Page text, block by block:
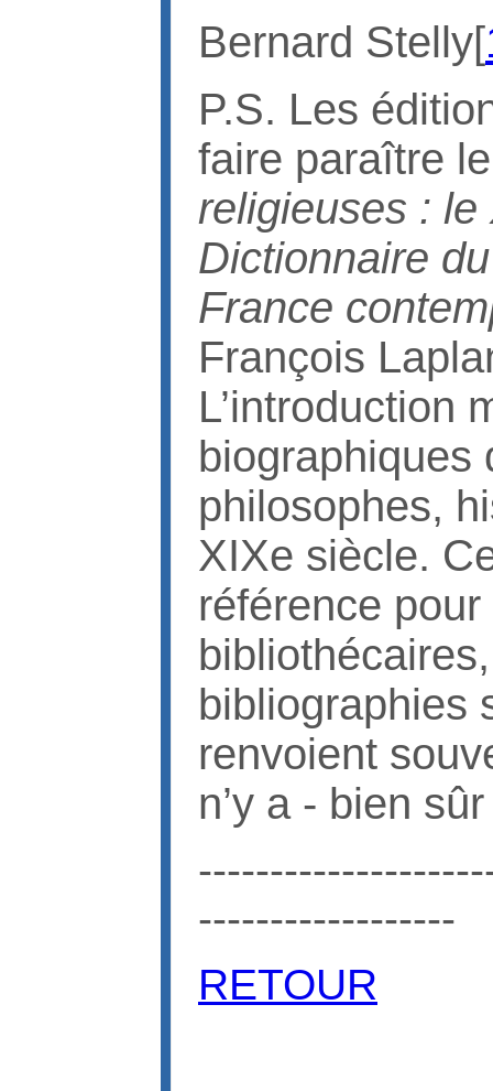
Bernard Stelly[
P.S. Les
faire paraître
religieuses :
Dictionnaire
France
François
L’introduction
biographiques
philosophes,
XIXe siècle.
référence
bibliographies
renvoient
n’y a - bien
------------------
RETOUR